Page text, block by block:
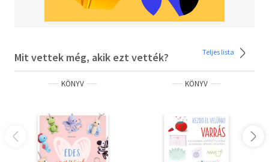
Mit vettek még, akik ezt vették? Teljes lista
KÖNYV KÖNYV